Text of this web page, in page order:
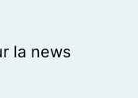
la news